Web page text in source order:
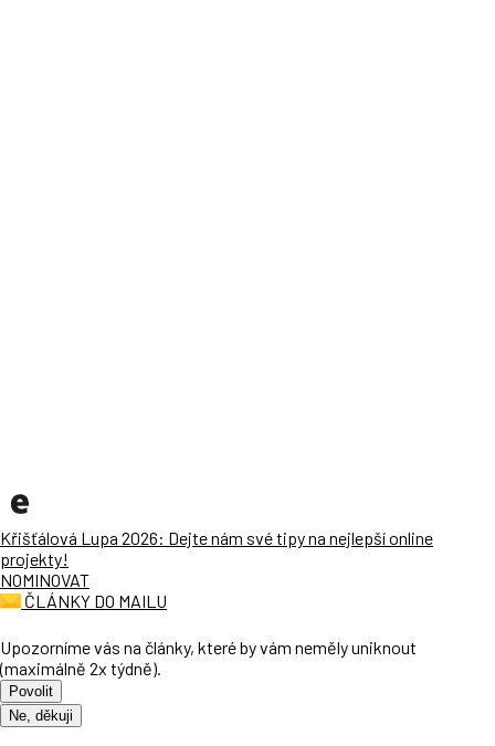
Křišťálová Lupa 2026: Dejte nám své tipy na nejlepší online
projekty!
NOMINOVAT
ČLÁNKY DO MAILU
Upozorníme vás na články, které by vám neměly uniknout
(maximálně 2x týdně).
Povolit
Ne, děkuji